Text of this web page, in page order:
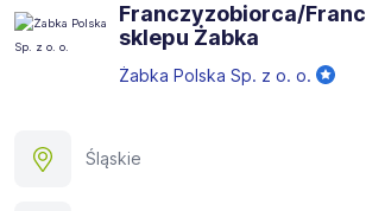
Franczyzobiorca/
sklepu Żabka
Żabka Polska Sp. z o. o.
Śląskie